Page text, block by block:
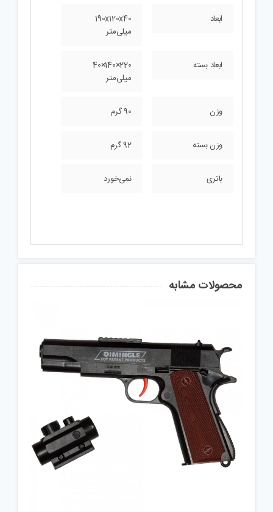
ابعاد
190x120x40
میلی‌متر
ابعاد بسته
220×140×40
میلی‌متر
وزن 90 گرم
وزن بسته 92 گرم
باتری نمی‌خورد
محصولات مشابه